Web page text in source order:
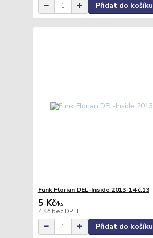
Přidat do košíku
Funk Florian DEL-Inside 2013-14 č.13
5 Kč/ks
4 Kč bez DPH
Přidat do košíku